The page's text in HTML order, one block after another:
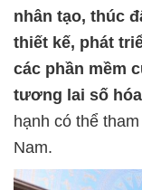
nhân tạo, thúc
thiết kế, phát
các phần mềm
tương lai số
hạnh có thể
Nam.